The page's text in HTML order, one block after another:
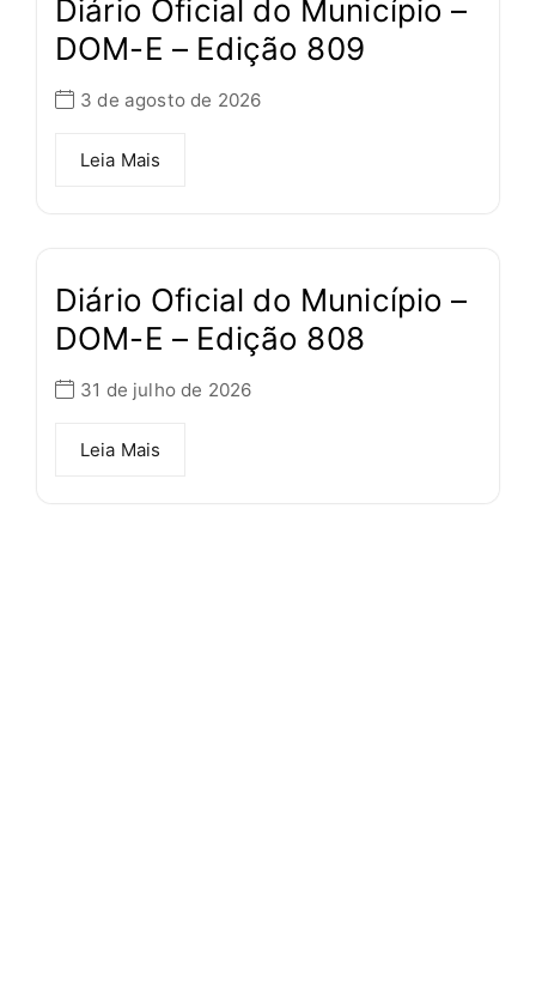
Diário Oficial do Município –
DOM-E – Edição 809
3 de agosto de 2026
Leia Mais
Diário Oficial do Município –
DOM-E – Edição 808
31 de julho de 2026
Leia Mais